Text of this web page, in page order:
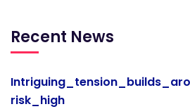
Recent News
risk_high